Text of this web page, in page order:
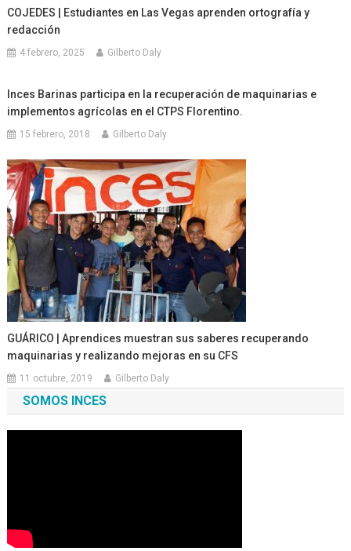
COJEDES | Estudiantes en Las Vegas aprenden ortografía y
redacción
4 febrero, 2025 Gilberto Daly
Inces Barinas participa en la recuperación de maquinarias e
implementos agrícolas en el CTPS Florentino.
15 febrero, 2018 Gilberto Daly
GUÁRICO | Aprendices muestran sus saberes recuperando
maquinarias y realizando mejoras en su CFS
11 octubre, 2019 Gilberto Daly
SOMOS INCES